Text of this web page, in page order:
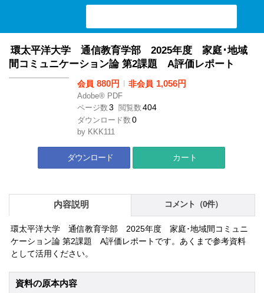
環太平洋大学 通信教育学部 2025年度 家庭･地域
間コミュニケーション論 第2課題 A評価レポート
会員 880円 l 非会員 1,056円
Adobe® PDF
ページ数 3 閲覧数 404
ダウンロード数 0
by KKK111
ダウンロード カート
内容説明 コメント（0件）
環太平洋大学 通信教育学部 2025年度 家庭･地域間コミュニ
ケーション論 第2課題 A評価レポートです。あくまで参考資料
として活用ください。
資料の原本内容